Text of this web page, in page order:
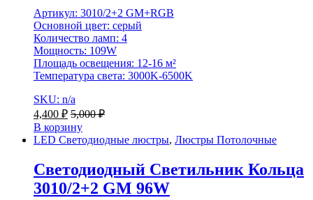
Артикул: 3010/2+2 GM+RGB
Основной цвет: серый
Количество ламп: 4
Мощность: 109W
Площадь освещения: 12-16 м²
Температура света: 3000K-6500K
SKU: n/a
4,400 ₽ 5,000₽
В корзину
LED Светодиодные люстры, Люстры Потолочные
Светодиодный Светильник Кольца
3010/2+2 GM 96W